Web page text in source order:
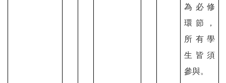
為必修
環節，
所有學
生皆須
參與。